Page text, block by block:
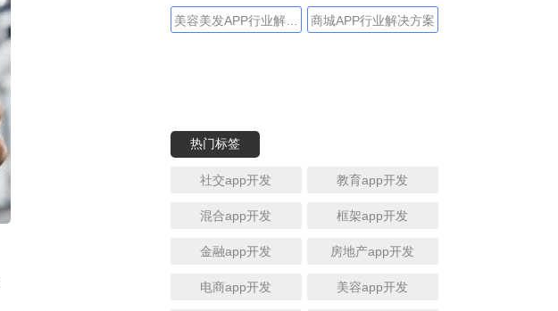
方案
美容美发APP行业解决
商城APP行业解决方案
热门标签
社交app开发 教育app开发
混合app开发 框架app开发
金融app开发 房地产app开发
电商app开发 美容app开发